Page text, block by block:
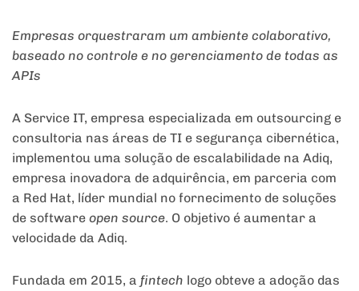
Empresas orquestraram um ambiente colaborativo,
baseado no controle e no gerenciamento de todas as
APIs
A Service IT, empresa especializada em outsourcing e
consultoria nas áreas de TI e segurança cibernética,
implementou uma solução de escalabilidade na Adiq,
empresa inovadora de adquirência, em parceria com
a Red Hat, líder mundial no fornecimento de soluções
de software open source. O objetivo é aumentar a
velocidade da Adiq.
Fundada em 2015, a fintech logo obteve a adoção das